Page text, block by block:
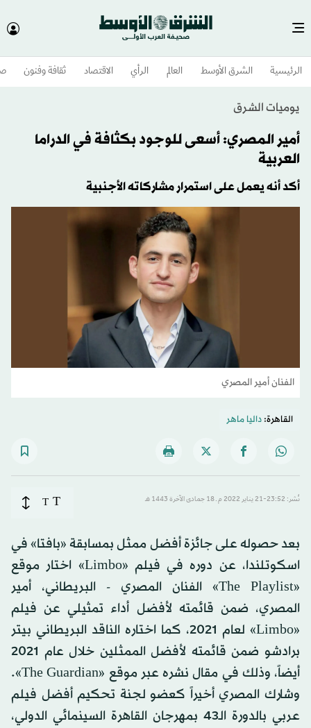
الرئيسية الشرق الأوسط​ العالم الرأي الاقتصاد ثقافة وفنون
يوميات الشرق
أمير المصري: أسعى للوجود بكثافة في الدراما
العربية
أكد أنه يعمل على استمرار مشاركاته الأجنبية
الفنان أمير المصري
القاهرة:داليا ماهر
نُشر: 23:52-21 يناير 2022 م ـ 18 جمادى الآخرة 1443 هـ T
T
بعد حصوله على جائزة أفضل ممثل بمسابقة «بافتا» في
اسكوتلندا، عن دوره في فيلم «Limbo» اختار موقع
«The Playlist» الفنان المصري - البريطاني، أمير
المصري، ضمن قائمته لأفضل أداء تمثيلي عن فيلم
«Limbo» لعام 2021، كما اختاره الناقد البريطاني بيتر
برادشو ضمن قائمته لأفضل الممثلين خلال عام 2021
أيضاً، وذلك في مقال نشره عبر موقع «The Guardian».
وشارك المصري أخيراً كعضو لجنة تحكيم أفضل فيلم
عربي بالدورة الـ43 بمهرجان القاهرة السينمائي الدولي،